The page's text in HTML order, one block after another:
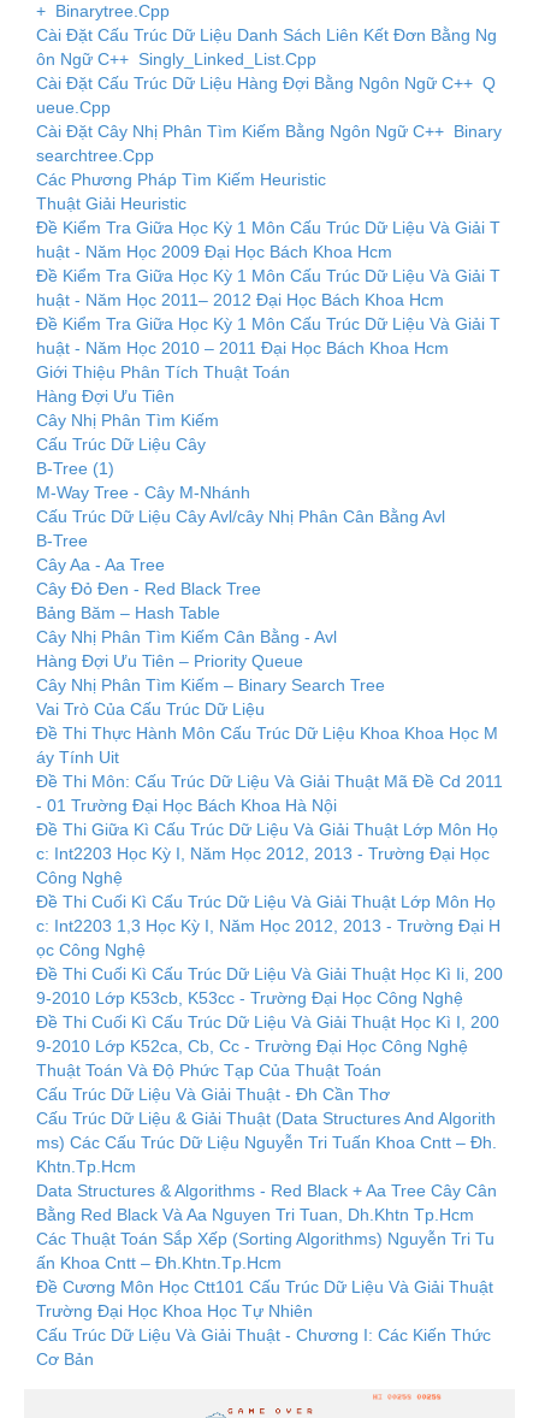
+ Binarytree.Cpp
Cài Đặt Cấu Trúc Dữ Liệu Danh Sách Liên Kết Đơn Bằng Ng
ôn Ngữ C++ Singly_Linked_List.Cpp
Cài Đặt Cấu Trúc Dữ Liệu Hàng Đợi Bằng Ngôn Ngữ C++ Q
ueue.Cpp
Cài Đặt Cây Nhị Phân Tìm Kiếm Bằng Ngôn Ngữ C++ Binary
searchtree.Cpp
Các Phương Pháp Tìm Kiếm Heuristic
Thuật Giải Heuristic
Đề Kiểm Tra Giữa Học Kỳ 1 Môn Cấu Trúc Dữ Liệu Và Giải T
huật - Năm Học 2009 Đại Học Bách Khoa Hcm
Đề Kiểm Tra Giữa Học Kỳ 1 Môn Cấu Trúc Dữ Liệu Và Giải T
huật - Năm Học 2011– 2012 Đại Học Bách Khoa Hcm
Đề Kiểm Tra Giữa Học Kỳ 1 Môn Cấu Trúc Dữ Liệu Và Giải T
huật - Năm Học 2010 – 2011 Đại Học Bách Khoa Hcm
Giới Thiệu Phân Tích Thuật Toán
Hàng Đợi Ưu Tiên
Cây Nhị Phân Tìm Kiếm
Cấu Trúc Dữ Liệu Cây
B-Tree (1)
M-Way Tree - Cây M-Nhánh
Cấu Trúc Dữ Liệu Cây Avl/cây Nhị Phân Cân Bằng Avl
B-Tree
Cây Aa - Aa Tree
Cây Đỏ Đen - Red Black Tree
Bảng Băm – Hash Table
Cây Nhị Phân Tìm Kiếm Cân Bằng - Avl
Hàng Đợi Ưu Tiên – Priority Queue
Cây Nhị Phân Tìm Kiếm – Binary Search Tree
Vai Trò Của Cấu Trúc Dữ Liệu
Đề Thi Thực Hành Môn Cấu Trúc Dữ Liệu Khoa Khoa Học M
áy Tính Uit
Đề Thi Môn: Cấu Trúc Dữ Liệu Và Giải Thuật Mã Đề Cd 2011
- 01 Trường Đại Học Bách Khoa Hà Nội
Đề Thi Giữa Kì Cấu Trúc Dữ Liệu Và Giải Thuật Lớp Môn Họ
c: Int2203 Học Kỳ I, Năm Học 2012, 2013 - Trường Đại Học
Công Nghệ
Đề Thi Cuối Kì Cấu Trúc Dữ Liệu Và Giải Thuật Lớp Môn Họ
c: Int2203 1,3 Học Kỳ I, Năm Học 2012, 2013 - Trường Đại H
ọc Công Nghệ
Đề Thi Cuối Kì Cấu Trúc Dữ Liệu Và Giải Thuật Học Kì Ii, 200
9-2010 Lớp K53cb, K53cc - Trường Đại Học Công Nghệ
Đề Thi Cuối Kì Cấu Trúc Dữ Liệu Và Giải Thuật Học Kì I, 200
9-2010 Lớp K52ca, Cb, Cc - Trường Đại Học Công Nghệ
Thuật Toán Và Độ Phức Tạp Của Thuật Toán
Cấu Trúc Dữ Liệu Và Giải Thuật - Đh Cần Thơ
Cấu Trúc Dữ Liệu & Giải Thuật (Data Structures And Algorith
ms) Các Cấu Trúc Dữ Liệu Nguyễn Tri Tuấn Khoa Cntt – Đh.
Khtn.Tp.Hcm
Data Structures & Algorithms - Red Black + Aa Tree Cây Cân
Bằng Red Black Và Aa Nguyen Tri Tuan, Dh.Khtn Tp.Hcm
Các Thuật Toán Sắp Xếp (Sorting Algorithms) Nguyễn Tri Tu
ấn Khoa Cntt – Đh.Khtn.Tp.Hcm
Đề Cương Môn Học Ctt101 Cấu Trúc Dữ Liệu Và Giải Thuật
Trường Đại Học Khoa Học Tự Nhiên
Cấu Trúc Dữ Liệu Và Giải Thuật - Chương I: Các Kiến Thức
Cơ Bản